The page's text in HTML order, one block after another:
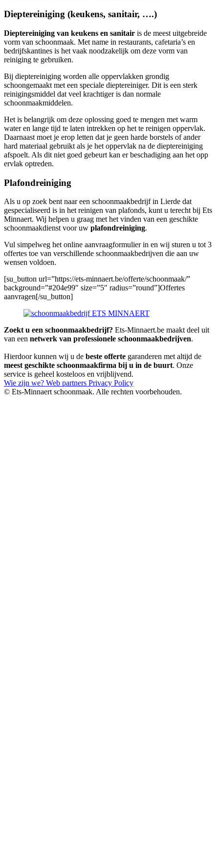
Dieptereiniging (keukens, sanitair, ….)
Dieptereiniging van keukens en sanitair is de meest uitgebreide
vorm van schoonmaak. Met name in restaurants, cafetaria’s en
bedrijfskantines is het vaak noodzakelijk om deze vorm van
reiniging te gebruiken.
Bij dieptereiniging worden alle oppervlakken grondig
schoongemaakt met een speciale dieptereiniger. Dit is een sterk
reinigingsmiddel dat veel krachtiger is dan normale
schoonmaakmiddelen.
Het is belangrijk om deze oplossing goed te mengen met warm
water en lange tijd te laten intrekken op het te reinigen oppervlak.
Daarnaast moet je erop letten dat je geen harde borstels of ander
hard materiaal gebruikt als je het oppervlak na de dieptereiniging
afspoelt. Als dit niet goed gebeurt kan er beschadiging aan het opp
ervlak optreden.
Plafondreiniging
Als u op zoek bent naar een schoonmaakbedrijf in Lierde dat
gespecialiseerd is in het reinigen van plafonds, kunt u terecht bij Ets
Minnaert. Wij helpen u graag met het vinden van een geschikte
schoonmaakdienst voor uw plafondreiniging.
Vul simpelweg het online aanvraagformulier in en wij sturen u tot 3
offertes toe van verschillende schoonmaakbedrijven die aan uw
wensen voldoen.
[su_button url=”https://ets-minnaert.be/offerte/schoonmaak/”
background=”#204e99″ size=”5″ radius=”round”]Offertes
aanvragen[/su_button]
Zoekt u een schoonmaakbedrijf? Ets-Minnaert.be maakt deel uit
van een netwerk van professionele schoonmaakbedrijven.
Hierdoor kunnen wij u de beste offerte garanderen met altijd de
meest geschikte schoonmaakfirma bij u in de buurt. Onze
service is geheel kosteloos en vrijblijvend.
Wie zijn we? Web partners Privacy Policy
© Ets-Minnaert schoonmaak. Alle rechten voorbehouden.